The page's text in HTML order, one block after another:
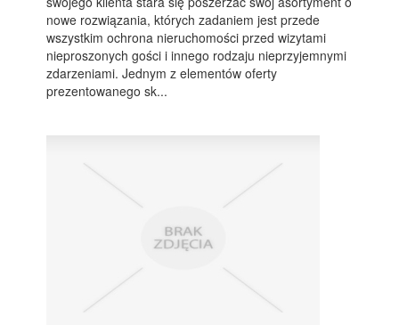
nowe rozwiązania, których zadaniem jest przede
wszystkim ochrona nieruchomości przed wizytami
nieproszonych gości i innego rodzaju nieprzyjemnymi
zdarzeniami. Jednym z elementów oferty
prezentowanego sk...